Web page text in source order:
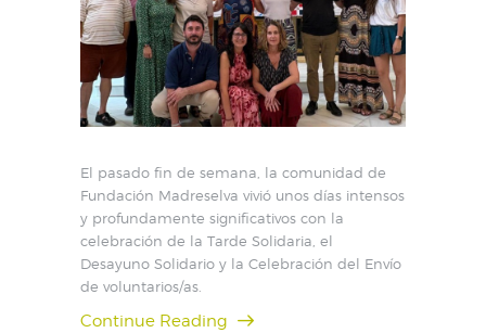
El pasado fin de semana, la comunidad de
Fundación Madreselva vivió unos días intensos
y profundamente significativos con la
celebración de la Tarde Solidaria, el
Desayuno Solidario y la Celebración del Envío
de voluntarios/as.
Continue Reading